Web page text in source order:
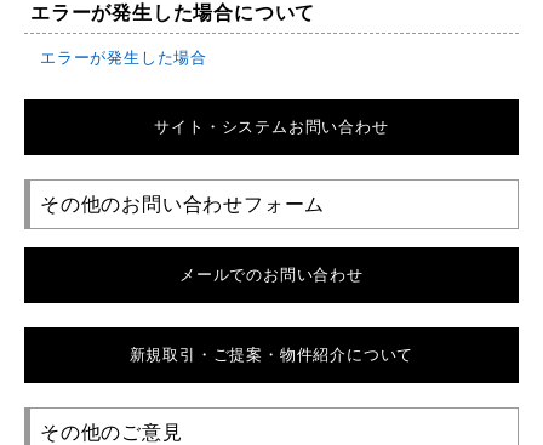
エラーが発生した場合について
エラーが発生した場合
サイト・システムお問い合わせ
その他のお問い合わせフォーム
メールでのお問い合わせ
新規取引・ご提案・物件紹介について
その他のご意見